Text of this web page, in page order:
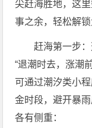
尖赶海胜地，这
事之余，轻松解锁
赶海第一步
“退潮时去，涨潮
可通过潮汐类小
金时段，避开暴
各有侧重：